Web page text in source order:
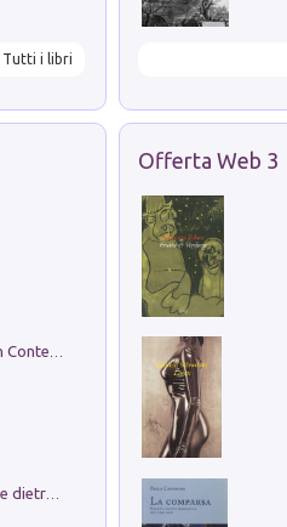
Tutti i libri
in alto! Livello A1. Con CD-Audio. Con Contenuto digitale per accesso on line
Conte e Mattarella. Sul palcoscenico e dietro le quinte del Quirinale. Un racconto sulle istituzioni
Offerta Web 3